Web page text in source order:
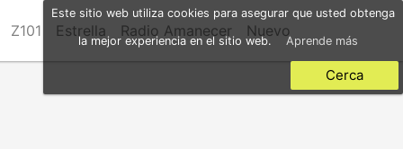
Z101 Estrella Radio Amanecer Nuevo
Este sitio web utiliza cookies para asegurar que usted obtenga
la mejor experiencia en el sitio web. Aprende más
Cerca